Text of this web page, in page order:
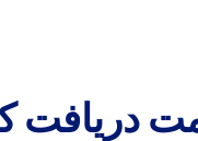
دریافت